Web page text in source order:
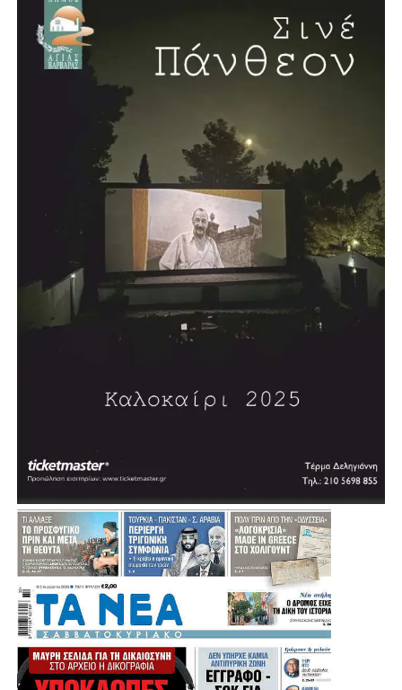
Η συνέντευξη έκλεισε με μία ιδιαίτερα θετική είδηση για
την πόλη. Ο Λάμπρος Μίχος επιβεβαίωσε ότι προχωρά η
δημιουργία νέου κλειστού κολυμβητηρίου στην Αγία
Βαρβάρα, με πισίνα μήκους 25 μέτρων. Το έργο, όπως
ανέφερε, προωθείται σε συνεργασία με την Περιφέρεια και
πρόκειται να κατασκευαστεί σε χώρο χαρακτηρισμένο για
αθλητικές εγκαταστάσεις.
Σύμφωνα με τον σχεδιασμό, η διαδικασία δημοπράτησης
αναμένεται να ξεκινήσει μέσα στη χρονιά, με τον δήμαρχο
πόλη θα διαθέτει ένα σύγχρονο κλειστό κολυμβητήριο.
«Θέλουμε πολύ να το υποστηρίξουμε αυτό και να
δώσουμε μία διέξοδο», σημείωσε, εξηγώντας ότι σήμερα
πολλοί κάτοικοι και παιδιά της Αγίας Βαρβάρας
αναγκάζονται να χρησιμοποιούν κολυμβητήρια γειτονικών
Δήμων.
Μια παρέμβαση που έρχεται να ενισχύσει ακόμη
περισσότερο τις αθλητικές υποδομές της Αγίας Βαρβάρας
και να δώσει νέες δυνατότητες άθλησης στα παιδιά, στους
συλλόγους και συνολικά στους κατοίκους της πόλης.